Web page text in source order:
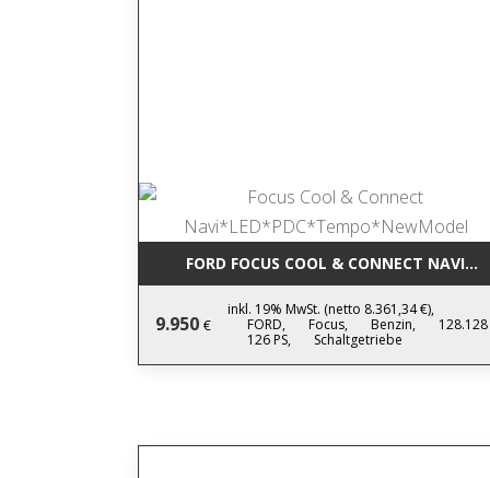
FORD FOCUS COOL & CONNECT
9.950 €
inkl. 19% MwSt. (netto 8.361,34 €),
FORD,
Focus, Benzin,
126 PS,
Schaltgetriebe